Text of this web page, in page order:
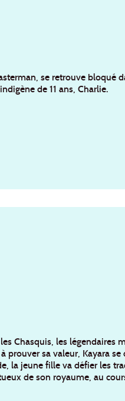
se retrouve bloqué
de 11 ans, Charlie.
Chasquis, les
sa valeur, Kayara
la jeune fille va défier les
de son royaume, au